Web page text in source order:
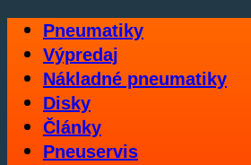
Skip
content
Pneumatiky
Výpredaj
Nákladné pneumatiky
Disky
Články
Pneuservis